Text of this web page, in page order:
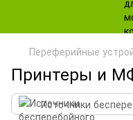
Переферийные
Принтеры и
Источники